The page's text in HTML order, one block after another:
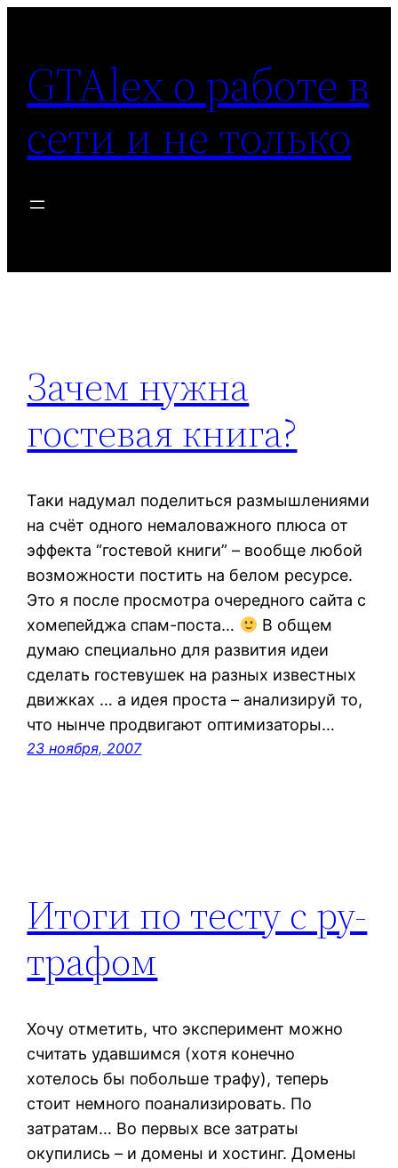
содержимому
GTAlex о работе в
сети и не только
Зачем нужна
гостевая книга?
Таки надумал поделиться размышлениями
на счёт одного немаловажного плюса от
эффекта “гостевой книги” – вообще любой
возможности постить на белом ресурсе.
Это я после просмотра очередного сайта с
хомепейджа спам-поста…
В общем
думаю специально для развития идеи
сделать гостевушек на разных известных
движках … а идея проста – анализируй то,
что нынче продвигают оптимизаторы…
23 ноября, 2007
Итоги по тесту с ру-
трафом
Хочу отметить, что эксперимент можно
считать удавшимся (хотя конечно
хотелось бы побольше трафу), теперь
стоит немного поанализировать. По
затратам… Во первых все затраты
окупились – и домены и хостинг. Домены